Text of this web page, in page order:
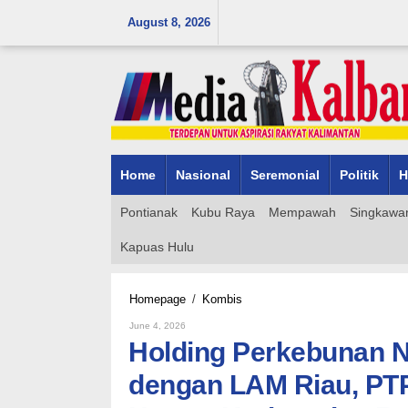
August 8, 2026
Home Nasional Seremonial Politik
Pontianak Kubu Raya Mempawah
Kapuas Hulu
Homepage / Kombis
Perkuat
Sinergi
dengan
LAM
June 4, 2026
Holding Perkebunan
dengan LAM Riau,